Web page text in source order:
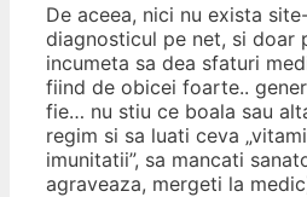
De aceea, nici nu exista
diagnosticul pe net, si doar
incumeta sa dea sfaturi
fiind de obicei foarte..
fie… nu stiu ce boala sau
regim si sa luati ceva
imunitatii”, sa mancati
agraveaza, mergeti la